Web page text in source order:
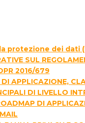
protezione dei dati
SUL
2016/679
APPLICAZIONE,
DI LIVELLO
DI